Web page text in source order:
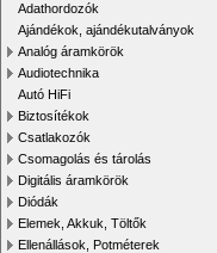
Adathordozók
Ajándékok, ajándékutalványok
Analóg áramkörök
Audiotechnika
Autó HiFi
Biztosítékok
Csatlakozók
Csomagolás és tárolás
Digitális áramkörök
Diódák
Elemek, Akkuk, Töltők
Ellenállások, Potméterek